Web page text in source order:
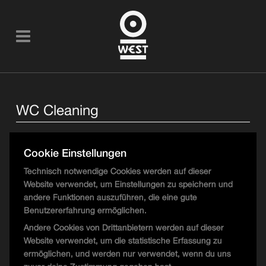
WC Cleaning
Reinigung und Pflege der WC-Anlagen während langer Events
(Nachteinsätze, bei unregelmäßigem Bedarf)
Tagsüber nach Events (über den Sommer, 1x wöchentlich):
gründliche Endreinigung der Toilettenbereiche und Nachfüllen
Entsorgung von Abfällen und Meldung von Schäden oder
Mängeln
Cookie Einstellungen
Technisch notwendige Cookies werden auf dieser
Website verwendet, um Einstellungen zu speichern und
andere Funktionen auszuführen, die eine gute
Benutzererfahrung ermöglichen.
Andere Cookies von Drittanbietern werden auf dieser
Website verwendet, um die statistische Erfassung zu
ermöglichen, und werden nur verwendet, wenn du uns